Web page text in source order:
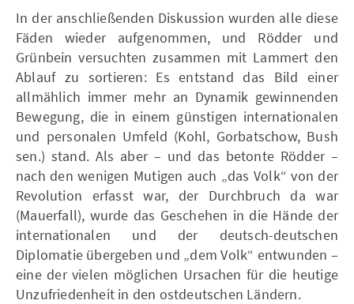
In der anschließenden Diskussion wurden alle diese
Fäden wieder aufgenommen, und Rödder und
Grünbein versuchten zusammen mit Lammert den
Ablauf zu sortieren: Es entstand das Bild einer
allmählich immer mehr an Dynamik gewinnenden
Bewegung, die in einem günstigen internationalen
und personalen Umfeld (Kohl, Gorbatschow, Bush
sen.) stand. Als aber – und das betonte Rödder –
nach den wenigen Mutigen auch „das Volk“ von der
Revolution erfasst war, der Durchbruch da war
(Mauerfall), wurde das Geschehen in die Hände der
internationalen und der deutsch-deutschen
Diplomatie übergeben und „dem Volk“ entwunden –
eine der vielen möglichen Ursachen für die heutige
Unzufriedenheit in den ostdeutschen Ländern.